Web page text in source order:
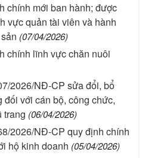
chính mới ban hành; được
vực quản tài viên và hành
(07/04/2026)
chính lĩnh vực chăn nuôi
2026/NĐ-CP sửa đổi, bổ
với cán bộ, công chức,
trang (06/04/2026)
2026/NĐ-CP quy định chính
hộ kinh doanh (05/04/2026)